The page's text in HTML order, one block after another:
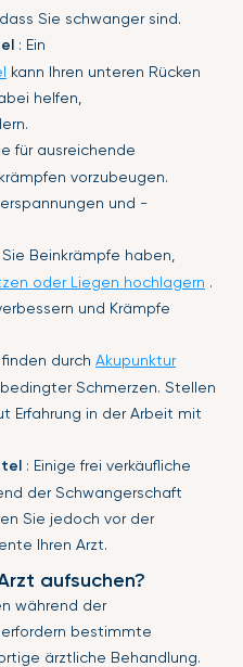
Sie schwanger sind.
: Ein
kann Ihren unteren Rücken
helfen,
für ausreichende
vorzubeugen.
und -
Sie Beinkrämpfe haben,
oder Liegen hochlagern .
und Krämpfe
durch Akupunktur
Schmerzen. Stellen
Erfahrung in der Arbeit mit
: Einige frei verkäufliche
der Schwangerschaft
Sie jedoch vor der
Ihren Arzt.
aufsuchen?
während der
bestimmte
ärztliche Behandlung.